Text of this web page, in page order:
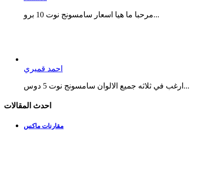
مرحبا ما هيا اسعار سامسونج نوت 10 برو...
احمد قميري
ارغب في ثلاثه جميع الالوان سامسونج نوت 5 دوس...
احدث المقالات
مقارنات ماكس